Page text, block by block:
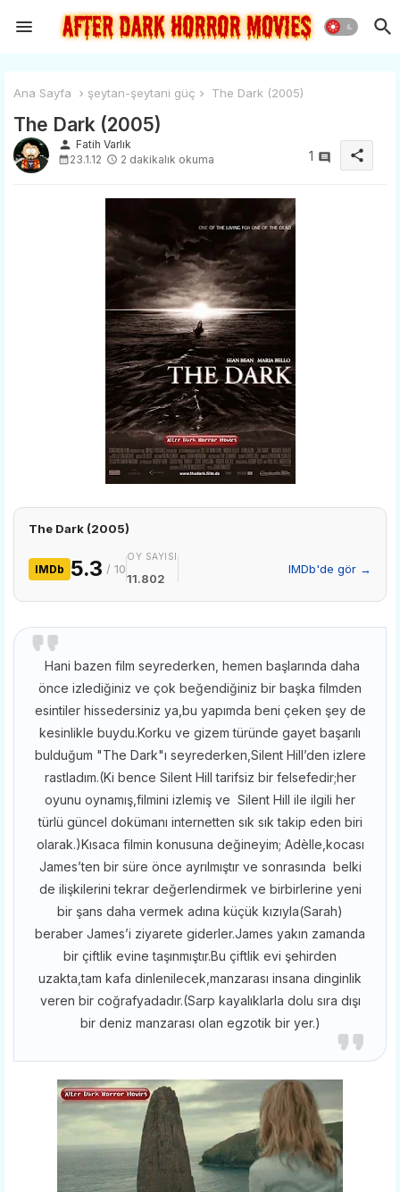
Ana Sayfa şeytan-şeytani güç The Dark (2005)
The Dark (2005)
person Fatih Varlık
23.1.12
2 dakikalık okuma 1 share
The Dark (2005)
IMDb 5.3 / 10
OY SAYISI
11.802
IMDb'de gör →
Hani bazen film seyrederken, hemen başlarında daha
önce izlediğiniz ve çok beğendiğiniz bir başka filmden
esintiler hissedersiniz ya,bu yapımda beni çeken şey de
kesinlikle buydu.Korku ve gizem türünde gayet başarılı
bulduğum "The Dark"ı seyrederken,Silent Hill’den izlere
rastladım.(Ki bence Silent Hill tarifsiz bir felsefedir;her
oyunu oynamış,filmini izlemiş ve Silent Hill ile ilgili her
türlü güncel dokümanı internetten sık sık takip eden biri
olarak.)Kısaca filmin konusuna değineyim; Adèlle,kocası
James’ten bir süre önce ayrılmıştır ve sonrasında belki
de ilişkilerini tekrar değerlendirmek ve birbirlerine yeni
bir şans daha vermek adına küçük kızıyla(Sarah)
beraber James’i ziyarete giderler.James yakın zamanda
bir çiftlik evine taşınmıştır.Bu çiftlik evi şehirden
uzakta,tam kafa dinlenilecek,manzarası insana dinginlik
veren bir coğrafyadadır.(Sarp kayalıklarla dolu sıra dışı
bir deniz manzarası olan egzotik bir yer.)